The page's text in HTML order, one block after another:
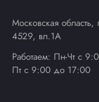
Московская
4529, вл.1А
Работаем: Пн-Чт с
Пт с 9:00 до 17:00